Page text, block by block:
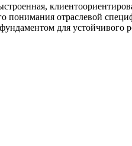
понимания отраслевой
для устойчивого